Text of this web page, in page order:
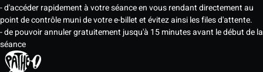
- d'accéder rapidement à votre séance en vous rendant directement au
point de contrôle muni de votre e-billet et évitez ainsi les files d'attente.
- de pouvoir annuler gratuitement jusqu'à 15 minutes avant le début de la
séance